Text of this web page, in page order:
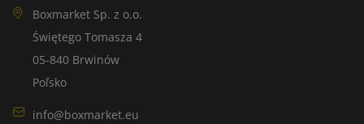
Boxmarket Sp. z o.o.
Świętego Tomasza 4
05-840 Brwinów
Poľsko
info@boxmarket.eu